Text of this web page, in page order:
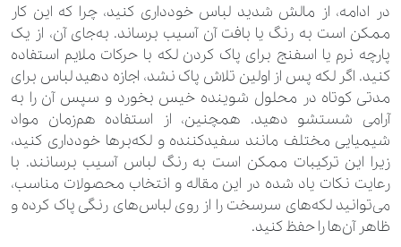
در ادامه، از مالش شدید لباس خودداری کنید، چرا که این کار
ممکن است به رنگ یا بافت آن آسیب برساند. به‌جای آن، از یک
پارچه نرم یا اسفنج برای پاک کردن لکه با حرکات ملایم استفاده
کنید. اگر لکه پس از اولین تلاش پاک نشد، اجازه دهید لباس برای
مدتی کوتاه در محلول شوینده خیس بخورد و سپس آن را به
آرامی شستشو دهید. همچنین، از استفاده هم‌زمان مواد
شیمیایی مختلف مانند سفیدکننده و لکه‌برها خودداری کنید،
زیرا این ترکیبات ممکن است به رنگ لباس آسیب برسانند. با
رعایت نکات یاد شده در این مقاله و انتخاب محصولات مناسب،
می‌توانید لکه‌های سرسخت را از روی لباس‌های رنگی پاک کرده و
ظاهر آن‌ها را حفظ کنید.